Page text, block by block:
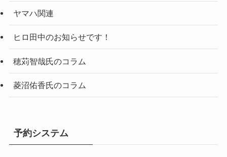
ヤマハ関連
ヒロ田中のお知らせです！
穂苅智哉氏のコラム
菱沼佑香氏のコラム
予約システム